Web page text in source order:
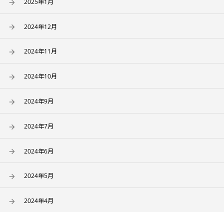
2024年12月
2024年11月
2024年10月
2024年9月
2024年7月
2024年6月
2024年5月
2024年4月